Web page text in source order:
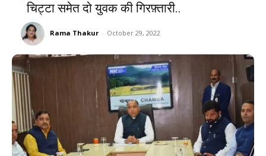
चिट्टा समेत दो युवक की गिरफ़्तारी..
Rama Thakur - October 29, 2022